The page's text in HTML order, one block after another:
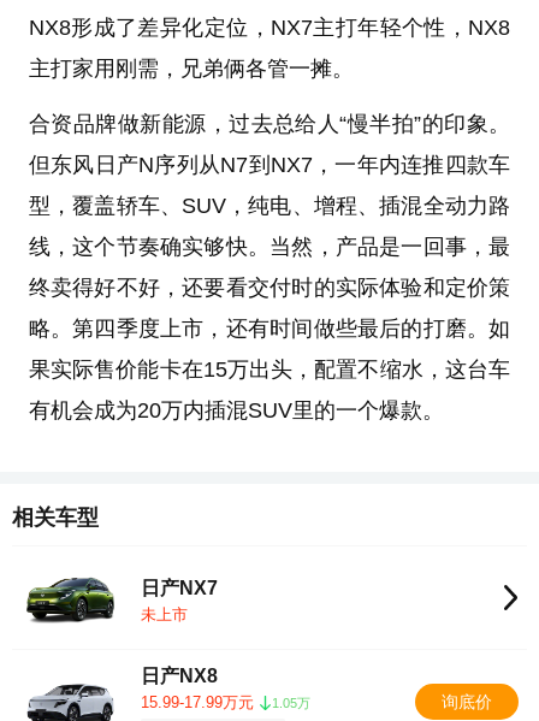
NX8形成了差异化定位，NX7主打年轻个性，NX8
主打家用刚需，兄弟俩各管一摊。
合资品牌做新能源，过去总给人“慢半拍”的印象。
但东风日产N序列从N7到NX7，一年内连推四款车
型，覆盖轿车、SUV，纯电、增程、插混全动力路
线，这个节奏确实够快。当然，产品是一回事，最
终卖得好不好，还要看交付时的实际体验和定价策
略。第四季度上市，还有时间做些最后的打磨。如
果实际售价能卡在15万出头，配置不缩水，这台车
有机会成为20万内插混SUV里的一个爆款。
相关车型
日产NX7
未上市
日产NX8
15.99-17.99万元
1.05万
询底价